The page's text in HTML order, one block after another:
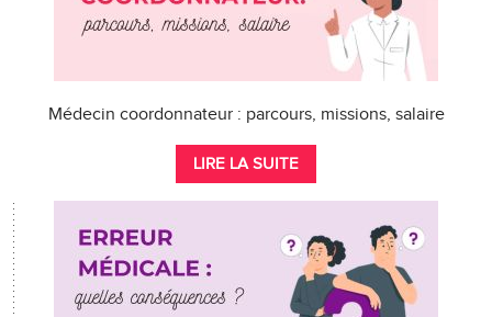
Médecin coordonnateur : parcours, missions, salaire
LIRE LA SUITE